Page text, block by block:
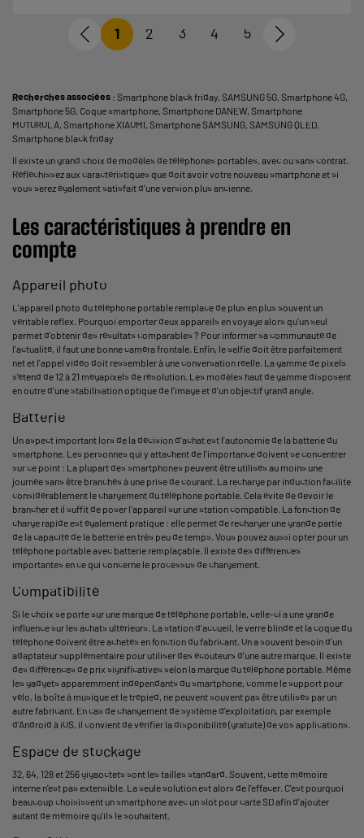
1 2 3 4 5
Recherches associées : Smartphone black friday, SAMSUNG 5G, Smartphone 4G,
Smartphone 5G, Coque smartphone, Smartphone DANEW, Smartphone
MOTOROLA, Smartphone XIAOMI, Smartphone SAMSUNG, SAMSUNG QLED,
Smartphone black friday
Il existe un grand choix de modèles de téléphones portables, avec ou sans contrat.
Réfléchissez aux caractéristiques que doit avoir votre nouveau smartphone et si
vous serez également satisfait d'une version plus ancienne.
Les caractéristiques à prendre en
compte
Appareil photo
L'appareil photo du téléphone portable remplace de plus en plus souvent un
véritable reflex. Pourquoi emporter deux appareils en voyage alors qu'un seul
permet d'obtenir des résultats comparables ? Pour informer sa communauté de
l'actualité, il faut une bonne caméra frontale. Enfin, le selfie doit être parfaitement
net et l'appel vidéo doit ressembler à une conversation réelle. La gamme de pixels
s'étend de 12 à 21 mégapixels de résolution. Les modèles haut de gamme disposent
en outre d'une stabilisation optique de l'image et d'un objectif grand angle.
Batterie
Un aspect important lors de la décision d'achat est l'autonomie de la batterie du
smartphone. Les personnes qui y attachent de l'importance doivent se concentrer
sur ce point : La plupart des smartphones peuvent être utilisés au moins une
journée sans être branchés à une prise de courant. La recharge par induction facilite
considérablement le chargement du téléphone portable. Cela évite de devoir le
brancher et il suffit de poser l'appareil sur une station compatible. La fonction de
charge rapide est également pratique : elle permet de recharger une grande partie
de la capacité de la batterie en très peu de temps. Vous pouvez aussi opter pour un
téléphone portable avec batterie remplaçable. Il existe des différences
importantes en ce qui concerne le processus de chargement.
Compatibilité
Si le choix se porte sur une marque de téléphone portable, celle-ci a une grande
influence sur les achats ultérieurs. La station d'accueil, le verre blindé et la coque du
téléphone doivent être achetés en fonction du fabricant. On a souvent besoin d'un
adaptateur supplémentaire pour utiliser des écouteurs d'une autre marque. Il existe
des différences de prix significatives selon la marque du téléphone portable. Même
les gadgets apparemment indépendants du smartphone, comme le support pour
vélo, la boîte à musique et le trépied, ne peuvent souvent pas être utilisés par un
autre fabricant. En cas de changement de système d'exploitation, par exemple
d'Android à iOS, il convient de vérifier la disponibilité (gratuite) de vos applications.
Espace de stockage
32, 64, 128 et 256 gigaoctets sont les tailles standard. Souvent, cette mémoire
interne n'est pas extensible. La seule solution est alors de l'effacer. C'est pourquoi
beaucoup choisissent un smartphone avec un slot pour carte SD afin d'ajouter
autant de mémoire qu'ils le souhaitent.